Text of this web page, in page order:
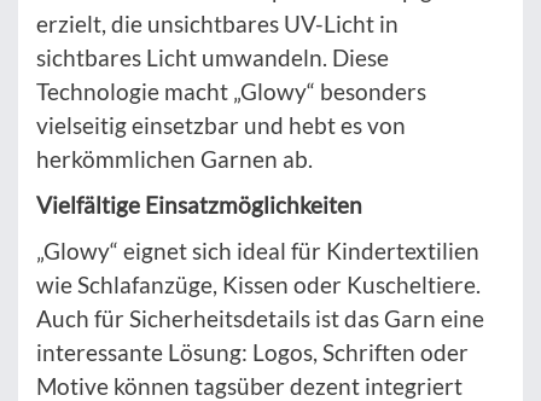
erzielt, die unsichtbares UV-Licht in
sichtbares Licht umwandeln. Diese
Technologie macht „Glowy“ besonders
vielseitig einsetzbar und hebt es von
herkömmlichen Garnen ab.
Vielfältige Einsatzmöglichkeiten
„Glowy“ eignet sich ideal für Kindertextilien
wie Schlafanzüge, Kissen oder Kuscheltiere.
Auch für Sicherheitsdetails ist das Garn eine
interessante Lösung: Logos, Schriften oder
Motive können tagsüber dezent integriert